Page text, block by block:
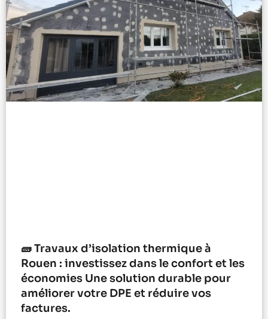
🧱 Travaux d’isolation thermique à
Rouen : investissez dans le confort et les
économies Une solution durable pour
améliorer votre DPE et réduire vos
factures.